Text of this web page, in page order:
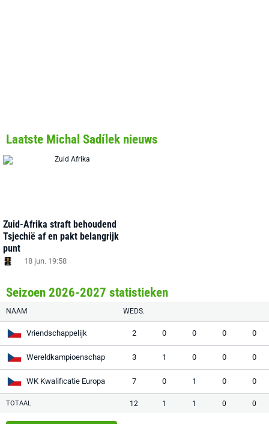
Laatste Michal Sadílek nieuws
Zuid-Afrika straft behoudend
Tsjechië af en pakt belangrijk
punt
18 jun. 19:58
Seizoen 2026-2027 statistieken
NAAM WEDS.
Vriendschappelijk 2 0 0 0 0
Wereldkampioenschap 3 1 0 0 0
WK Kwalificatie Europa 7 0 1 0 0
TOTAAL 12 1 1 0 0